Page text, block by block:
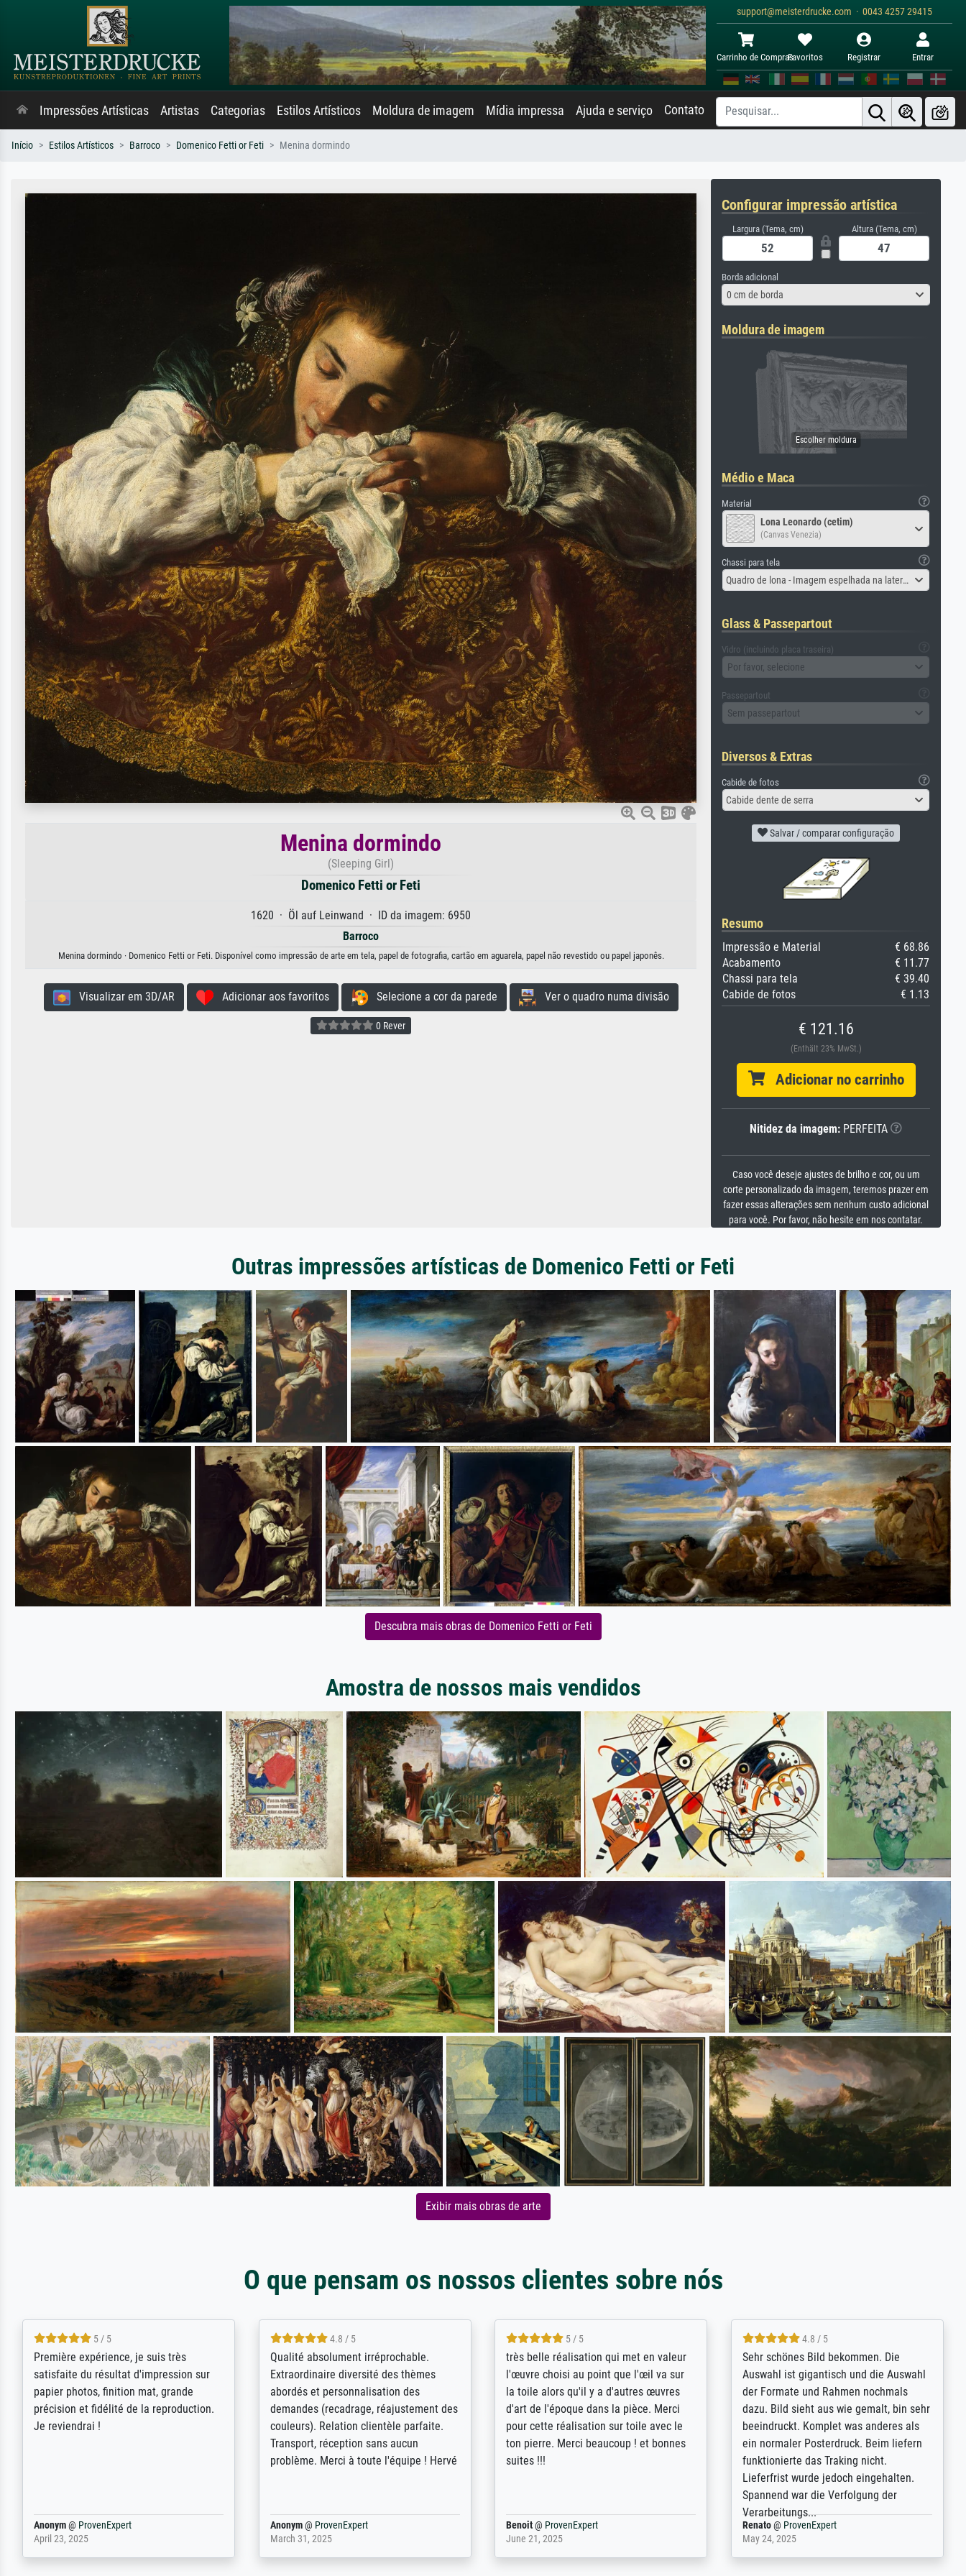
support@meisterdrucke.com · 0043 4257 29415
Carrinho de ComprasFavoritos Registrar Entrar
Impressões Artísticas Artistas Categorias Estilos Artísticos Moldura de imagem Mídia impressa Ajuda e serviço Contato
Início Estilos Artísticos Barroco Domenico Fetti or Feti Menina dormindo
Menina dormindo
(Sleeping Girl)
Domenico Fetti or Feti
1620 · Öl auf Leinwand · ID da imagem: 6950
Barroco
Menina dormindo · Domenico Fetti or Feti. Disponível como impressão de arte em tela, papel de fotografia, cartão em aguarela, papel não revestido ou papel japonês.
Visualizar em 3D/AR Adicionar aos favoritos Selecione a cor da parede Ver o quadro numa divisão
0 Rever
Configurar impressão artística
Largura (Tema, cm) Altura (Tema, cm)
Borda adicional
0 cm de borda
Moldura de imagem
Médio e Maca
Material
Lona Leonardo (cetim)
(Canvas Venezia)
Chassi para tela
Quadro de lona - Imagem espelhada na lateral
Glass & Passepartout
Vidro (incluindo placa traseira)
Por favor, selecione
Passepartout
Sem passepartout
Diversos & Extras
Cabide de fotos
Cabide dente de serra
Salvar / comparar configuração
Resumo
Impressão e Material
€ 68.86
Acabamento
€ 11.77
Chassi para tela
€ 39.40
Cabide de fotos
€ 1.13
€ 121.16
(Enthält 23% MwSt.)
Adicionar no carrinho
Nitidez da imagem: PERFEITA
Caso você deseje ajustes de brilho e cor, ou um
corte personalizado da imagem, teremos prazer em
fazer essas alterações sem nenhum custo adicional
para você. Por favor, não hesite em nos contatar.
Outras impressões artísticas de Domenico Fetti or Feti
Descubra mais obras de Domenico Fetti or Feti
Amostra de nossos mais vendidos
Exibir mais obras de arte
O que pensam os nossos clientes sobre nós
4.5 / 5
ik beoordeel Meisterdrucke zeer
positief. Door de 69505 beschikbare
kunstenaars scrollen is echter
onbegonnen werk (na stoppen begint
het weer van voor af aan). Als er naar
Waarom duidt u ...
philip@ProvenExpert
September 23, 2025
5 / 5
Wow....ich bin sehr über die Qualität
erstaunt. Diese Drucke haben all´meine
Erwartungen übertroffen. Desgleichen
der Ablauf der Bestellung. Grosses
Kompliment.
Anonym@ ProvenExpert
April 20, 2025
4 / 5
De levering door Bpost was absoluut
desastreus. De gemelde leveringstijd
sloeg nergens op. Er werd niet
aangebeld en niet geleverd op de
voorziene dag. Er werd ook geen
duidelijke informatie gegeven over wat
er dan met het pakket ging gebeuren.
Anonym@ProvenExpert
December 12, 2025
4.8 / 5
So, I ordered a large print of The
Annunciation by Fra Angelico from a
very large and popular American
"art/poster" site advertising giclee print
quality. The quality for a large print was
atrocious. They refunded me when I sent
pictures of the blurry print vs. a
Wikipedia commons representation.
They stated they couldn't do ...
Anonym@ProvenExpert
December 4, 2025